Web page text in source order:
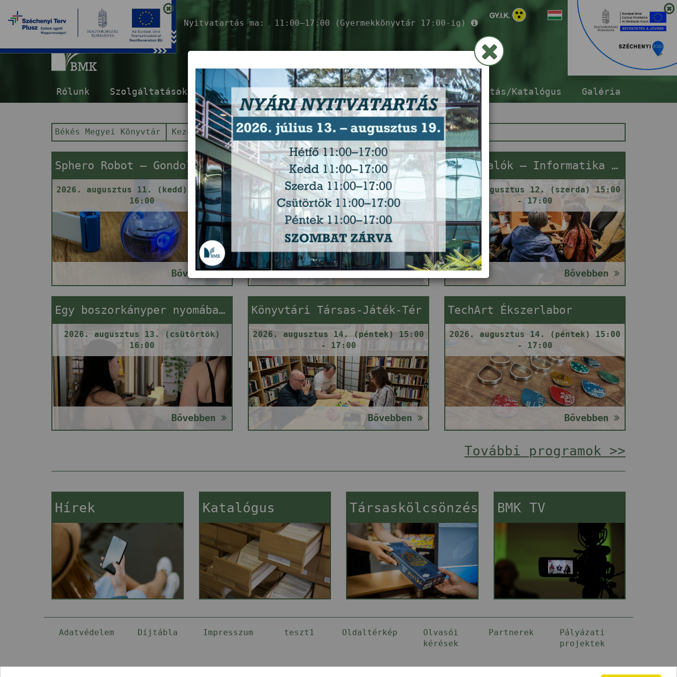
Nyitvatartás ma: 11:00–17:00 (Gyermekkönyvtár 17:00-ig)
Békés Megyei Könyvtár
Rólunk Szolgáltatások E-szolgáltatások Események Ajánló Hosszabbítás/Katalógus Galéria
Békés Megyei Könyvtár Kezdőlap
Sphero Robot – Gondolkodj gömbben!
2026. augusztus 11. (kedd) 14:00 -
16:00
Bővebben
Gamedev Klub
2026. augusztus 12. (szerda) 15:00
- 16:45
Bővebben
Netrevalók – Informatika segítségnyújtás
2026. augusztus 12. (szerda) 15:00
- 17:00
Bővebben
Egy boszorkányper nyomában (szabadulós játék)
2026. augusztus 13. (csütörtök)
16:00
Bővebben
Könyvtári Társas-Játék-Tér
2026. augusztus 14. (péntek) 15:00
- 17:00
Bővebben
TechArt Ékszerlabor
2026. augusztus 14. (péntek) 15:00
- 17:00
Bővebben
További programok >>
Hírek Katalógus Társaskölcsönzés BMK TV
Adatvédelem Díjtábla Impresszum teszt1 Oldaltérkép
Olvasói
kérések
Partnerek
Pályázati
projektek